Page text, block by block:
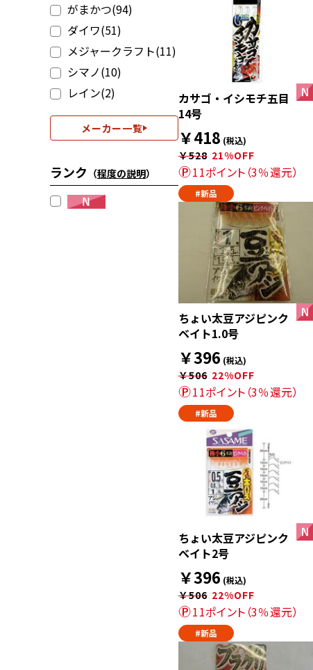
がまかつ(94)
ダイワ(51)
メジャークラフト(11)
シマノ(10)
レイン(2)
メーカー一覧
ランク （程度の説明）
カサゴ・イシモチ五目
14号
￥418 (税込)
￥528 21%OFF
11ポイント（3％還元）
#新品
ちょい太豆アジピンク
ベイト1.0号
￥396 (税込)
￥506 22%OFF
11ポイント（3％還元）
#新品
ちょい太豆アジピンク
ベイト2号
￥396 (税込)
￥506 22%OFF
11ポイント（3％還元）
#新品